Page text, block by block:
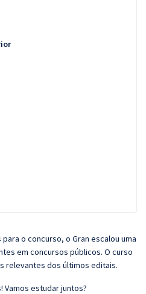
o concurso, o Gran escalou uma
em concursos públicos. O curso
relevantes dos últimos editais.
Vamos estudar juntos?